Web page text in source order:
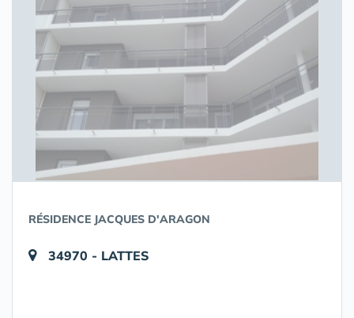
RÉSIDENCE JACQUES D'ARAGON
34970 - LATTES